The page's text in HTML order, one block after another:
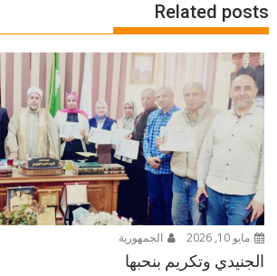
Related posts
مايو 10, 2026 الجمهورية
الجنيدي وتكريم بنحبها